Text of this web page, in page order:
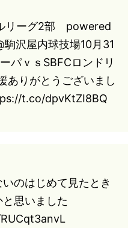
リーグ2部 powered
沢屋内球技場10月31
パｖｓSBFCロンドリ
ありがとうございまし
t.co/dpvKtZI8BQ
のはじめて見たとき
思いました